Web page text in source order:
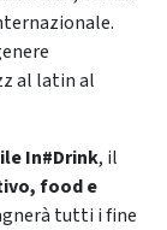
al latin al
In#Drink, il
food e
tutti i fine